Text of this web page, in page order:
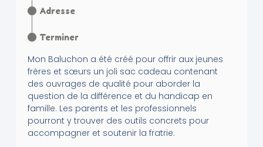
Adresse
Terminer
Mon Baluchon a été créé pour offrir aux jeunes
frères et sœurs un joli sac cadeau contenant
des ouvrages de qualité pour aborder la
question de la différence et du handicap en
famille. Les parents et les professionnels
pourront y trouver des outils concrets pour
accompagner et soutenir la fratrie.